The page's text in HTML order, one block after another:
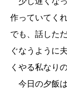
作っていてく
でも、話した
ぐなうように
くやる私なり
今日の夕飯